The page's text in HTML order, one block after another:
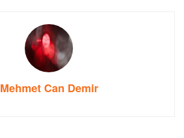
Mehmet Can Demir